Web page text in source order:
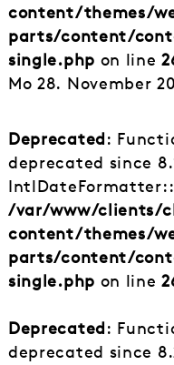
content/themes/
parts/content/
single.php on line
Mo 28. November
Deprecated:
deprecated since
/var/www/clients/
content/themes/
parts/content/
single.php on line
Deprecated:
deprecated since